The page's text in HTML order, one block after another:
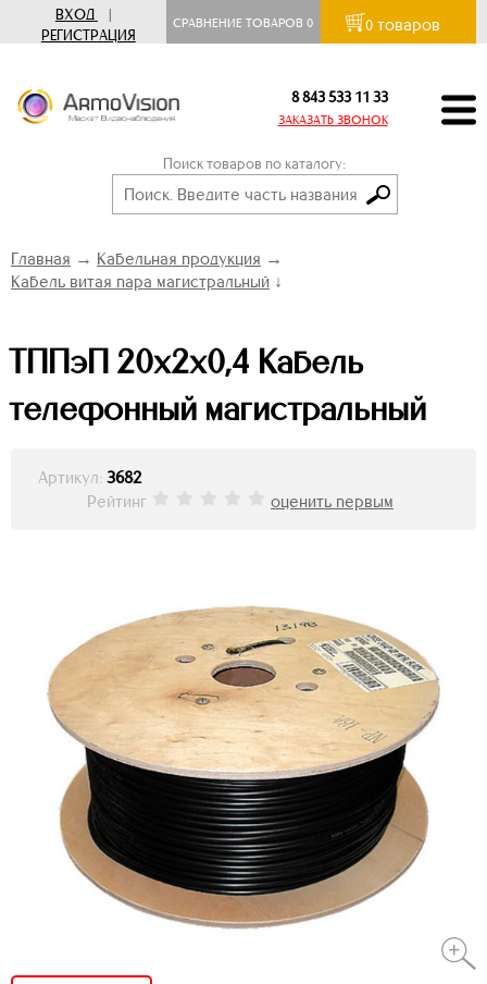
ВХОД
|
РЕГИСТРАЦИЯ
СРАВНЕНИЕ ТОВАРОВ0 0 товаров
8 843 533 11 33
ЗАКАЗАТЬ ЗВОНОК
Поиск товаров по каталогу:
Главная → Кабельная продукция →
Кабель витая пара магистральный ↓
ТППэП 20х2х0,4 Кабель
телефонный магистральный
Артикул: 3682
Рейтинг
оценить первым